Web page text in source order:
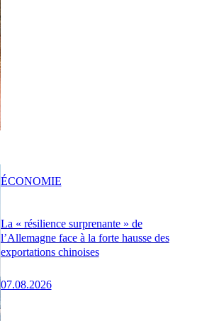
La « résilience surprenante » de
l’Allemagne face à la forte hausse des
exportations chinoises
07.08.2026
ÉCONOMIE